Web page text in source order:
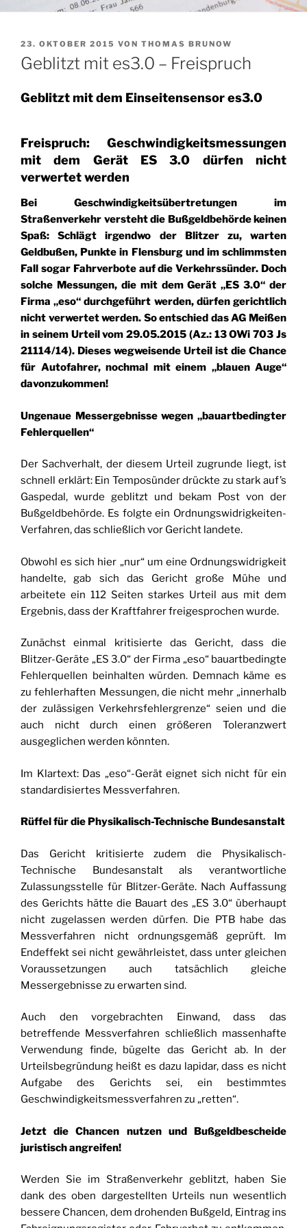
VERÖFFENTLICHT
AM
23. OKTOBER 2015 VON THOMAS BRUNOW
Geblitzt mit es3.0 – Freispruch
Geblitzt mit dem Einseitensensor es3.0
Freispruch: Geschwindigkeitsmessungen
mit dem Gerät ES 3.0 dürfen nicht
verwertet werden
Bei Geschwindigkeitsübertretungen im
Straßenverkehr versteht die Bußgeldbehörde keinen
Spaß: Schlägt irgendwo der Blitzer zu, warten
Geldbußen, Punkte in Flensburg und im schlimmsten
Fall sogar Fahrverbote auf die Verkehrssünder. Doch
solche Messungen, die mit dem Gerät „ES 3.0“ der
Firma „eso“ durchgeführt werden, dürfen gerichtlich
nicht verwertet werden. So entschied das AG Meißen
in seinem Urteil vom 29.05.2015 (Az.: 13 OWi 703 Js
21114/14). Dieses wegweisende Urteil ist die Chance
für Autofahrer, nochmal mit einem „blauen Auge“
davonzukommen!
Ungenaue Messergebnisse wegen „bauartbedingter
Fehlerquellen“
Der Sachverhalt, der diesem Urteil zugrunde liegt, ist
schnell erklärt: Ein Temposünder drückte zu stark auf’s
Gaspedal, wurde geblitzt und bekam Post von der
Bußgeldbehörde. Es folgte ein Ordnungswidrigkeiten-
Verfahren, das schließlich vor Gericht landete.
Obwohl es sich hier „nur“ um eine Ordnungswidrigkeit
handelte, gab sich das Gericht große Mühe und
arbeitete ein 112 Seiten starkes Urteil aus mit dem
Ergebnis, dass der Kraftfahrer freigesprochen wurde.
Zunächst einmal kritisierte das Gericht, dass die
Blitzer-Geräte „ES 3.0“ der Firma „eso“ bauartbedingte
Fehlerquellen beinhalten würden. Demnach käme es
zu fehlerhaften Messungen, die nicht mehr „innerhalb
der zulässigen Verkehrsfehlergrenze“ seien und die
auch nicht durch einen größeren Toleranzwert
ausgeglichen werden könnten.
Im Klartext: Das „eso“-Gerät eignet sich nicht für ein
standardisiertes Messverfahren.
Rüffel für die Physikalisch-Technische Bundesanstalt
Das Gericht kritisierte zudem die Physikalisch-
Technische Bundesanstalt als verantwortliche
Zulassungsstelle für Blitzer-Geräte. Nach Auffassung
des Gerichts hätte die Bauart des „ES 3.0“ überhaupt
nicht zugelassen werden dürfen. Die PTB habe das
Messverfahren nicht ordnungsgemäß geprüft. Im
Endeffekt sei nicht gewährleistet, dass unter gleichen
Voraussetzungen auch tatsächlich gleiche
Messergebnisse zu erwarten sind.
Auch den vorgebrachten Einwand, dass das
betreffende Messverfahren schließlich massenhafte
Verwendung finde, bügelte das Gericht ab. In der
Urteilsbegründung heißt es dazu lapidar, dass es nicht
Aufgabe des Gerichts sei, ein bestimmtes
Geschwindigkeitsmessverfahren zu „retten“.
Jetzt die Chancen nutzen und Bußgeldbescheide
juristisch angreifen!
Werden Sie im Straßenverkehr geblitzt, haben Sie
dank des oben dargestellten Urteils nun wesentlich
bessere Chancen, dem drohenden Bußgeld, Eintrag ins